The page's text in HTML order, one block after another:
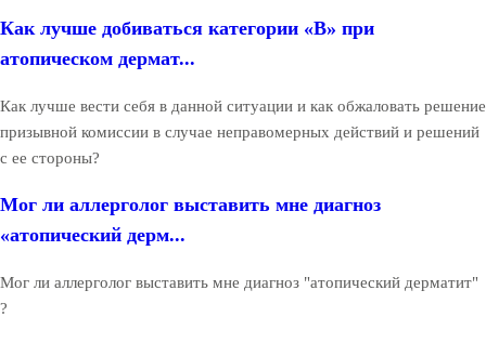
Как лучше добиваться категории «В» при
атопическом дермат...
Как лучше вести себя в данной ситуации и как обжаловать решение
призывной комиссии в случае неправомерных действий и решений
с ее стороны?
Мог ли аллерголог выставить мне диагноз
«атопический дерм...
Мог ли аллерголог выставить мне диагноз "атопический дерматит"
?